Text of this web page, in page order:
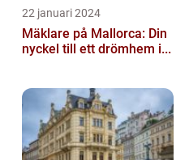
22 januari 2024
Mäklare på Mallorca: Din
nyckel till ett drömhem i...